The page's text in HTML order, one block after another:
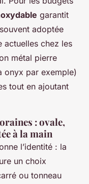
garantit
adoptée
actuelles chez les
métal pierre
onyx par exemple)
tout en ajoutant
: ovale,
à la main
l’identité : la
un choix
ou tonneau